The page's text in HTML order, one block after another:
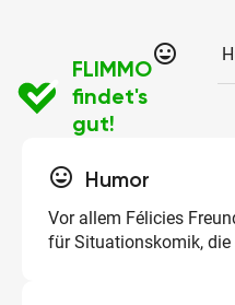
FLIMMO
findet's
gut!
tag_faces
tag_faces Humor
Vor allem Félicies
für Situationskomik,